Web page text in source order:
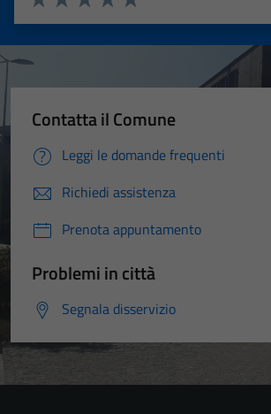
Valuta 5 stelle su 5
Valuta 4 stelle su 5
Valuta 3 stelle su 5
Valuta 2 stelle su 5
Valuta 1 stelle su 5
Contatta il Comune
Leggi le domande frequenti
Richiedi assistenza
Prenota appuntamento
Problemi in città
Segnala disservizio